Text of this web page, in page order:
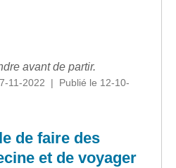
avant de partir.
11-2022 | Publié le 12-10-
de faire des
et de voyager